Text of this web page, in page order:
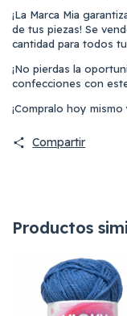
¡La Marca Mia
de tus piezas! Se
cantidad para todos
¡No pierdas la
confecciones con
¡Compralo hoy
Compartir
Productos